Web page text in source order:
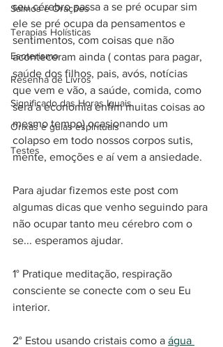
Salmos e Orações
Terapias Holísticas
Esoterismo
Resenha de Livros
Significado das Horas Iguais
Orixás e guias espirituais
Testes
seu cérebro passa a se pré ocupar sim
ele se pré ocupa da pensamentos e
sentimentos, com coisas que não
aconteceram ainda ( contas para pagar,
saúde dos filhos, pais, avós, notícias
que vem e vão, a saúde, comida, como
será a economia enfim muitas coisas ao
mesmo tempo) ocasionando um
colapso em todo nossos corpos sutis,
mente, emoções e aí vem a ansiedade.
Para ajudar fizemos este post com
algumas dicas que venho seguindo para
não ocupar tanto meu cérebro com o
se... esperamos ajudar.
1° Pratique meditação, respiração
consciente se conecte com o seu Eu
interior.
2° Estou usando cristais como a água